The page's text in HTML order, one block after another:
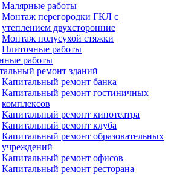
Малярные работы
Монтаж перегородки ГКЛ с
утеплением двухсторонние
Монтаж полусухой стяжки
Плиточные работы
работы
ремонт зданий
Капитальный ремонт банка
Капитальный ремонт гостиничных
комплексов
Капитальный ремонт кинотеатра
Капитальный ремонт клуба
Капитальный ремонт образовательных
учреждений
Капитальный ремонт офисов
Капитальный ремонт ресторана